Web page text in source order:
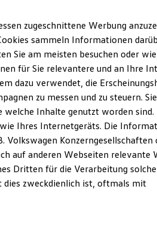
zugeschnittene Werbung
sammeln Informationen
Sie am meisten besuchen oder
für Sie relevantere und an Ihre
dazu verwendet, die
zu messen und zu steuern.
Inhalte genutzt worden sind.
Ihres Internetgeräts. Die
Volkswagen Konzerngesellschaften
auf anderen Webseiten relevante
Dritten für die Verarbeitung
dies zweckdienlich ist, oftmals mit